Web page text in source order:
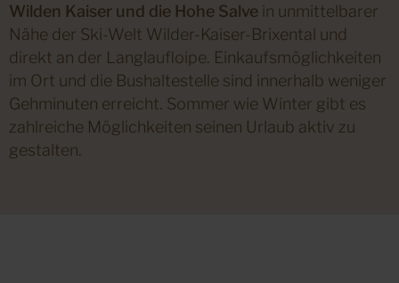
Wilden Kaiser und die Hohe Salve in unmittelbarer
Nähe der Ski-Welt Wilder-Kaiser-Brixental und
direkt an der Langlaufloipe. Einkaufsmöglichkeiten
im Ort und die Bushaltestelle sind innerhalb weniger
Gehminuten erreicht. Sommer wie Winter gibt es
zahlreiche Möglichkeiten seinen Urlaub aktiv zu
gestalten.